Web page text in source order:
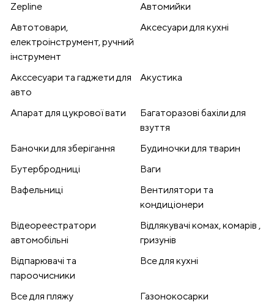
Zepline
Автомийки
Автотовари,
електроінструмент, ручний
інструмент
Аксесуари для кухні
Акссесуари та гаджети для
авто
Акустика
Апарат для цукрової вати
Багаторазові бахіли для
взуття
Баночки для зберігання
Будиночки для тварин
Бутербродниці
Ваги
Вафельниці
Вентилятори та
кондиціонери
Відеореестратори
автомобільні
Відлякувачі комах, комарів ,
гризунів
Відпарювачі та
пароочисники
Все для кухні
Все для пляжу
Газонокосарки